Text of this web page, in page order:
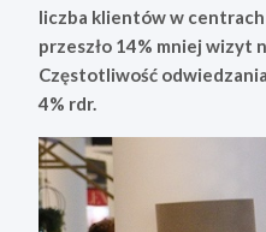
liczba klientów w centrach
przeszło 14% mniej wizyt
Częstotliwość
4% rdr.